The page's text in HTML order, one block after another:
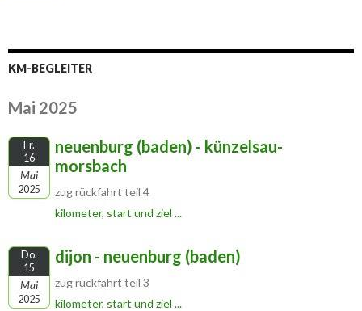
KM-BEGLEITER
Mai 2025
Fr.
16
Mai
2025
neuenburg (baden) - künzelsau-
morsbach
zug rückfahrt teil 4
kilometer, start und ziel ...
Do.
15
Mai
2025
dijon - neuenburg (baden)
zug rückfahrt teil 3
kilometer, start und ziel ...